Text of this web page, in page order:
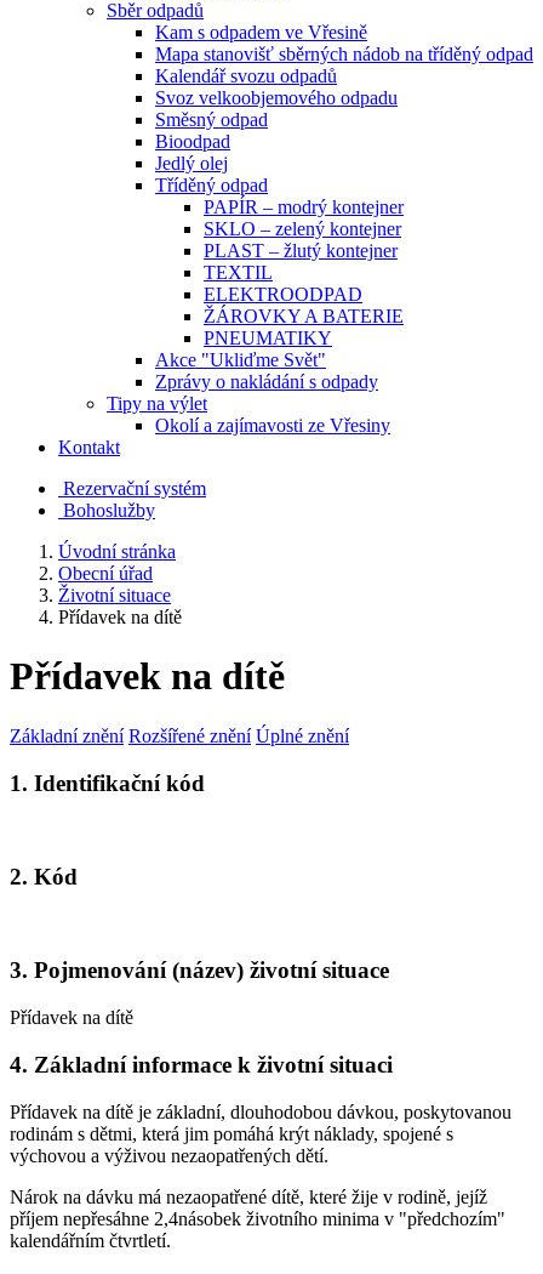
Sběr odpadů
Kam s odpadem ve Vřesině
Mapa stanovišť sběrných nádob na tříděný odpad
Kalendář svozu odpadů
Svoz velkoobjemového odpadu
Směsný odpad
Bioodpad
Jedlý olej
Tříděný odpad
PAPÍR – modrý kontejner
SKLO – zelený kontejner
PLAST – žlutý kontejner
TEXTIL
ELEKTROODPAD
ŽÁROVKY A BATERIE
PNEUMATIKY
Akce "Ukliďme Svět"
Zprávy o nakládání s odpady
Tipy na výlet
Okolí a zajímavosti ze Vřesiny
Kontakt
Rezervační systém
Bohoslužby
Úvodní stránka
Obecní úřad
Životní situace
Přídavek na dítě
Přídavek na dítě
Základní znění Rozšířené znění Úplné znění
1. Identifikační kód
2. Kód
3. Pojmenování (název) životní situace
Přídavek na dítě
4. Základní informace k životní situaci
Přídavek na dítě je základní, dlouhodobou dávkou, poskytovanou
rodinám s dětmi, která jim pomáhá krýt náklady, spojené s
výchovou a výživou nezaopatřených dětí.
Nárok na dávku má nezaopatřené dítě, které žije v rodině, jejíž
příjem nepřesáhne 2,4násobek životního minima v "předchozím"
kalendářním čtvrtletí.